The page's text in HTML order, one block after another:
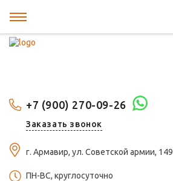
+7 (900) 270-09-26
Заказать звонок
г. Армавир, ул. Советской армии, 149
ПН-ВС, круглосуточно